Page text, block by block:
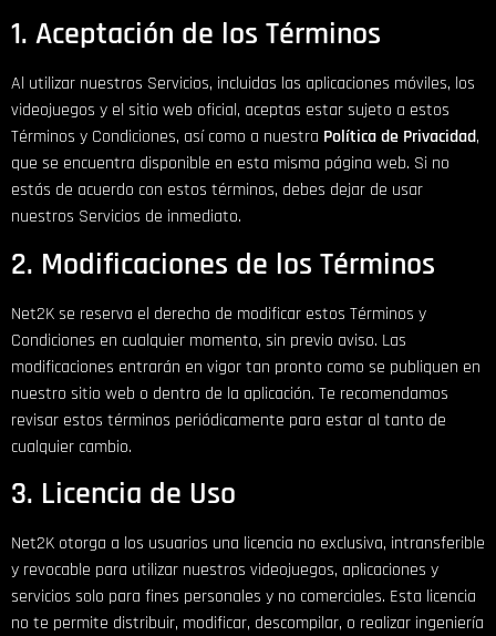
1. Aceptación de los Términos
Al utilizar nuestros Servicios, incluidas las aplicaciones móviles, los
videojuegos y el sitio web oficial, aceptas estar sujeto a estos
Términos y Condiciones, así como a nuestra Política de Privacidad,
que se encuentra disponible en esta misma página web. Si no
estás de acuerdo con estos términos, debes dejar de usar
nuestros Servicios de inmediato.
2. Modificaciones de los Términos
Net2K se reserva el derecho de modificar estos Términos y
Condiciones en cualquier momento, sin previo aviso. Las
modificaciones entrarán en vigor tan pronto como se publiquen en
nuestro sitio web o dentro de la aplicación. Te recomendamos
revisar estos términos periódicamente para estar al tanto de
cualquier cambio.
3. Licencia de Uso
Net2K otorga a los usuarios una licencia no exclusiva, intransferible
y revocable para utilizar nuestros videojuegos, aplicaciones y
servicios solo para fines personales y no comerciales. Esta licencia
no te permite distribuir, modificar, descompilar, o realizar ingeniería